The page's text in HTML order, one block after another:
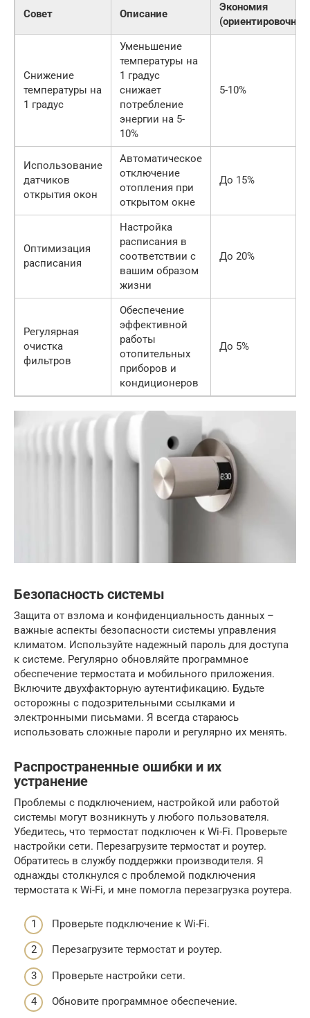
Совет Описание
Экономия
(ориентировочно)
Снижение
температуры на
1 градус
Уменьшение
температуры на
1 градус
снижает
потребление
энергии на 5-
10%
5-10%
Использование
датчиков
открытия окон
Автоматическое
отключение
отопления при
открытом окне
До 15%
Оптимизация
расписания
Настройка
расписания в
соответствии с
вашим образом
жизни
До 20%
Регулярная
очистка
фильтров
Обеспечение
эффективной
работы
отопительных
приборов и
кондиционеров
До 5%
Безопасность системы
Защита от взлома и конфиденциальность данных –
важные аспекты безопасности системы управления
климатом. Используйте надежный пароль для доступа
к системе. Регулярно обновляйте программное
обеспечение термостата и мобильного приложения.
Включите двухфакторную аутентификацию. Будьте
осторожны с подозрительными ссылками и
электронными письмами. Я всегда стараюсь
использовать сложные пароли и регулярно их менять.
Распространенные ошибки и их
устранение
Проблемы с подключением, настройкой или работой
системы могут возникнуть у любого пользователя.
Убедитесь, что термостат подключен к Wi-Fi. Проверьте
настройки сети. Перезагрузите термостат и роутер.
Обратитесь в службу поддержки производителя. Я
однажды столкнулся с проблемой подключения
термостата к Wi-Fi, и мне помогла перезагрузка роутера.
Проверьте подключение к Wi-Fi.
Перезагрузите термостат и роутер.
Проверьте настройки сети.
Обновите программное обеспечение.